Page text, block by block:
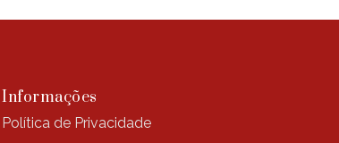
Informações
Política de Privacidade